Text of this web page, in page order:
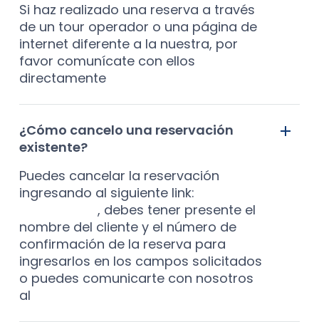
Si haz realizado una reserva a través
de un tour operador o una página de
internet diferente a la nuestra, por
favor comunícate con ellos
directamente
¿Cómo cancelo una reservación
existente?
Puedes cancelar la reservación
ingresando al siguiente link:
, debes tener presente el
nombre del cliente y el número de
confirmación de la reserva para
ingresarlos en los campos solicitados
o puedes comunicarte con nosotros
al